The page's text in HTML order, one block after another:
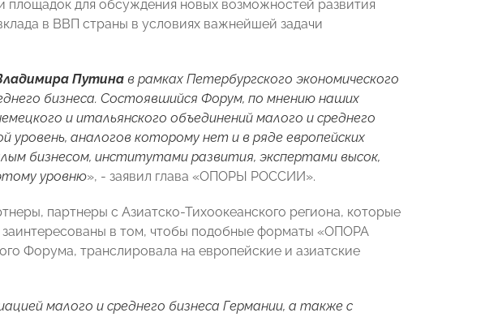
площадок для обсуждения новых возможностей развития
в ВВП страны в условиях важнейшей задачи
Путина в рамках Петербургского экономического
бизнеса. Состоявшийся Форум, по мнению наших
и итальянского объединений малого и среднего
аналогов которому нет и в ряде европейских
бизнесом, институтами развития, экспертами высок,
уровню», - заявил глава «ОПОРЫ РОССИИ».
партнеры с Азиатско-Тихоокеанского региона, которые
в том, чтобы подобные форматы «ОПОРА
Форума, транслировала на европейские и азиатские
малого и среднего бизнеса Германии, а также с